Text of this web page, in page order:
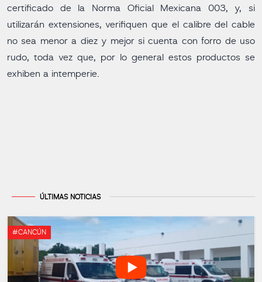
certificado de la Norma Oficial Mexicana 003, y, si
utilizarán extensiones, verifiquen que el calibre del cable
no sea menor a diez y mejor si cuenta con forro de uso
rudo, toda vez que, por lo general estos productos se
exhiben a intemperie.
ÚLTIMAS NOTICIAS
#CANCÚN